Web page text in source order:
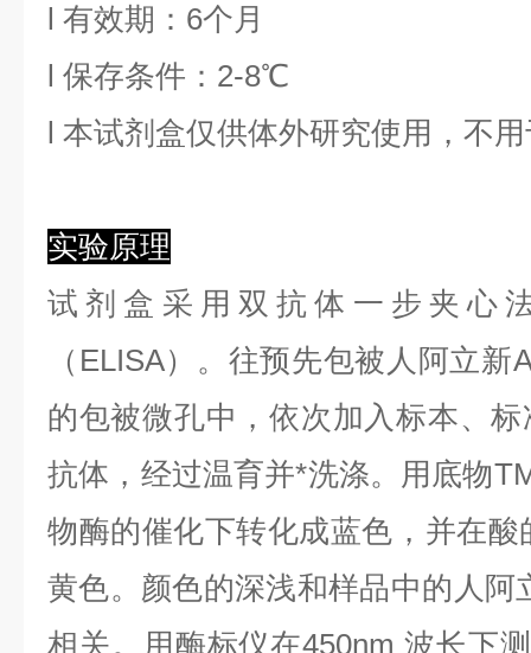
l 有效期：6个月
l 保存条件： 2-8℃
l 本试剂盒仅供体外研究使用，不
实验原理
试剂盒采用双抗体一步夹心
（ELISA）。往预先包被人阿立
的包被微孔中，依次加入标本、
抗体，经过温育并*洗涤。用底物
物酶的催化下转化成蓝色，并在
黄色。颜色的深浅和样品中的人阿
相关。用酶标仪在450nm 波长下